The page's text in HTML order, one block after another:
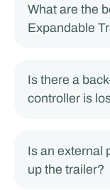
What are the
Expandable
Is there a
controller is
Is an external
up the trailer?